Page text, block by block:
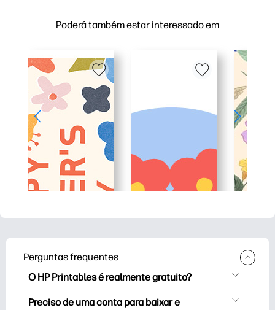
Poderá também estar interessado em
Perguntas frequentes
O HP Printables é realmente gratuito?
O HP Printables oferece mais de 2,500
Preciso de uma conta para baixar e